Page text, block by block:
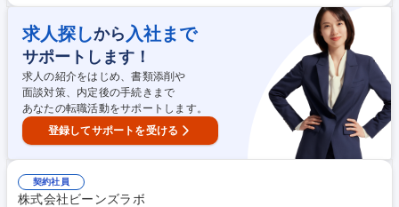
種 【鈴鹿】製造オペレーター（医薬品製剤製造）
求人探しから 入社まで
サポートします！
求人の紹介をはじめ、書類添削や
面談対策、内定後の手続きまで
あなたの転職活動をサポートします。
登録してサポートを受ける
契約社員
株式会社ビーンズラボ